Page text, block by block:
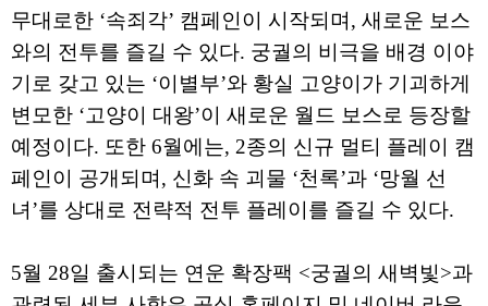
무대로한 ‘속죄각’ 캠페인이 시작되며, 새로운 보스
와의 전투를 즐길 수 있다. 궁궐의 비극을 배경 이야
기로 갖고 있는 ‘이별부’와 황실 고양이가 기괴하게
변모한 ‘고양이 대왕’이 새로운 월드 보스로 등장할
예정이다. 또한 6월에는, 2종의 신규 멀티 플레이 캠
페인이 공개되며, 신화 속 괴물 ‘천록’과 ‘망월 선
녀’를 상대로 전략적 전투 플레이를 즐길 수 있다.
5월 28일 출시되는 연운 확장팩 <궁궐의 새벽빛>과